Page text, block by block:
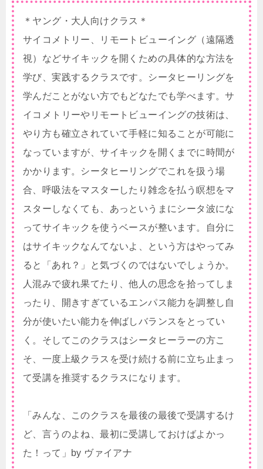
＊ヤング・大人向けクラス＊
サイコメトリー、リモートビューイング（遠隔透
視）などサイキックを開くための具体的な方法を
学び、実践するクラスです。シータヒーリングを
学んだことがない方でもどなたでも学べます。サ
イコメトリーやリモートビューイングの技術は、
やり方も確立されていて手軽に知ることが可能に
なっていますが、サイキックを開くまでに時間が
かかります。シータヒーリングでこれを扱う場
合、呼吸法をマスターしたり雑念を払う瞑想をマ
スターしなくても、あっというまにシータ波にな
ってサイキックを使うベースが整います。自分に
はサイキックなんてないよ、という方はやってみ
ると「あれ？」と気づくのではないでしょうか。
人混みで疲れ果てたり、他人の思念を拾ってしま
ったり、開きすぎているエンパス能力を調整し自
分が使いたい能力を伸ばしバランスをとってい
く。そしてこのクラスはシータヒーラーの方こ
そ、一度上級クラスを受け続ける前に立ち止まっ
て受講を推奨するクラスになります。
「みんな、このクラスを最後の最後で受講するけ
ど、言うのよね、最初に受講しておけばよかっ
た！って」by ヴァイアナ